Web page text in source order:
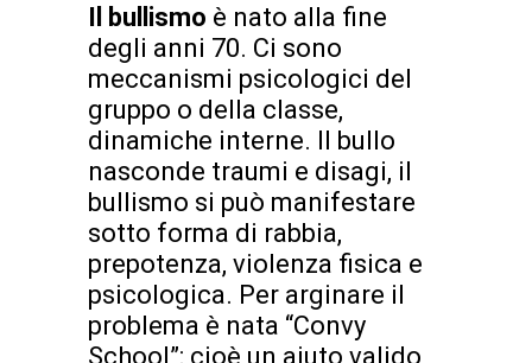
Il bullismo è nato alla fine
degli anni 70. Ci sono
meccanismi psicologici del
gruppo o della classe,
dinamiche interne. Il bullo
nasconde traumi e disagi, il
bullismo si può manifestare
sotto forma di rabbia,
prepotenza, violenza fisica e
psicologica. Per arginare il
problema è nata “Convy
School”: cioè un aiuto valido